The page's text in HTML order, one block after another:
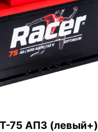
75 АПЗ (левый+)